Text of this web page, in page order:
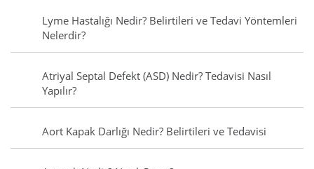
Lyme Hastalığı Nedir? Belirtileri ve Tedavi Yöntemleri
Nelerdir?
Atriyal Septal Defekt (ASD) Nedir? Tedavisi Nasıl
Yapılır?
Aort Kapak Darlığı Nedir? Belirtileri ve Tedavisi